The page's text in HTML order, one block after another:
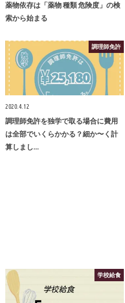
薬物依存は「薬物 種類 危険度」の検
索から始まる
調理師免許
2020.4.12
調理師免許を独学で取る場合に費用
は全部でいくらかかる？細か〜く計
算しまし…
学校給食